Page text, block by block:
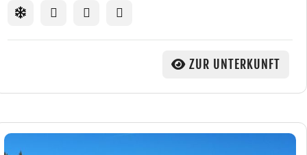
ZUR UNTERKUNFT